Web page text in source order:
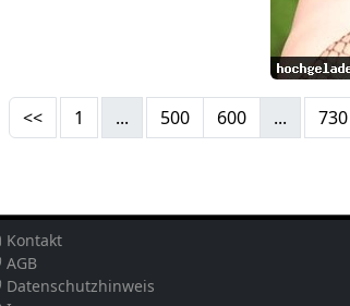
<< 1 ... 500 600 ... 730
Kontakt
AGB
Datenschutzhinweis